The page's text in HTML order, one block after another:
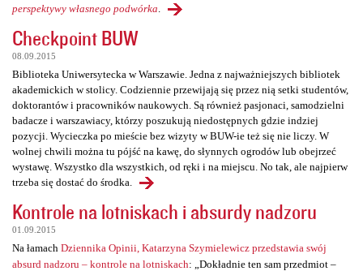
perspektywy własnego podwórka
Checkpoint BUW
08.09.2015
Biblioteka Uniwersytecka w Warszawie. Jedna z najważniejszych bibliotek
akademickich w stolicy. Codziennie przewijają się przez nią setki studentów,
doktorantów i pracowników naukowych. Są również pasjonaci, samodzielni
badacze i warszawiacy, którzy poszukują niedostępnych gdzie indziej
pozycji. Wycieczka po mieście bez wizyty w BUW-ie też się nie liczy. W
wolnej chwili można tu pójść na kawę, do słynnych ogrodów lub obejrzeć
wystawę. Wszystko dla wszystkich, od ręki i na miejscu. No tak, ale najpierw
trzeba się dostać do środka.
Kontrole na lotniskach i absurdy nadzoru
01.09.2015
Na łamach Dziennika Opinii, Katarzyna Szymielewicz przedstawia swój
absurd nadzoru – kontrole na lotniskach: „Dokładnie ten sam przedmiot –